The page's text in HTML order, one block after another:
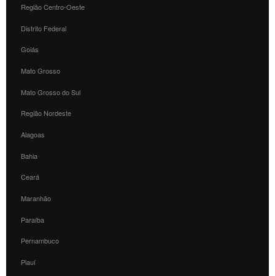
Região Centro-Oeste
Distrito Federal
Goiás
Mato Grosso
Mato Grosso do Sul
Região Nordeste
Alagoas
Bahia
Ceará
Maranhão
Paraíba
Pernambuco
Piauí